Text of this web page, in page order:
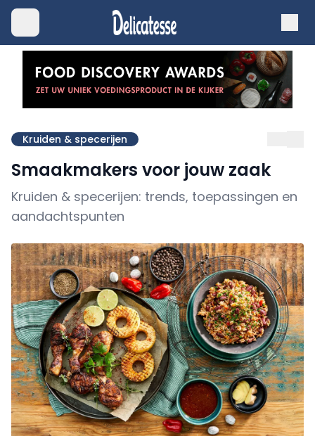
Kruiden & specerijen
Smaakmakers voor jouw zaak
Kruiden & specerijen: trends, toepassingen en
aandachtspunten